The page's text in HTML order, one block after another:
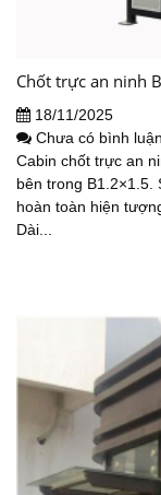
Chốt trực an ninh
18/11/2025
Chưa có bình luận
Cabin chốt trực an
bên trong B1.2×1.5.
hoàn toàn hiện
Dài...